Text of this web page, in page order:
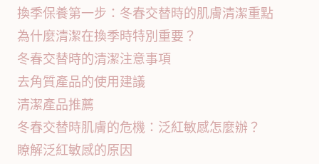
換季保養第一步：冬春交替時的肌膚清潔重點
為什麼清潔在換季時特別重要？
冬春交替時的清潔注意事項
去角質產品的使用建議
清潔產品推薦
冬春交替時肌膚的危機：泛紅敏感怎麼辦？
瞭解泛紅敏感的原因